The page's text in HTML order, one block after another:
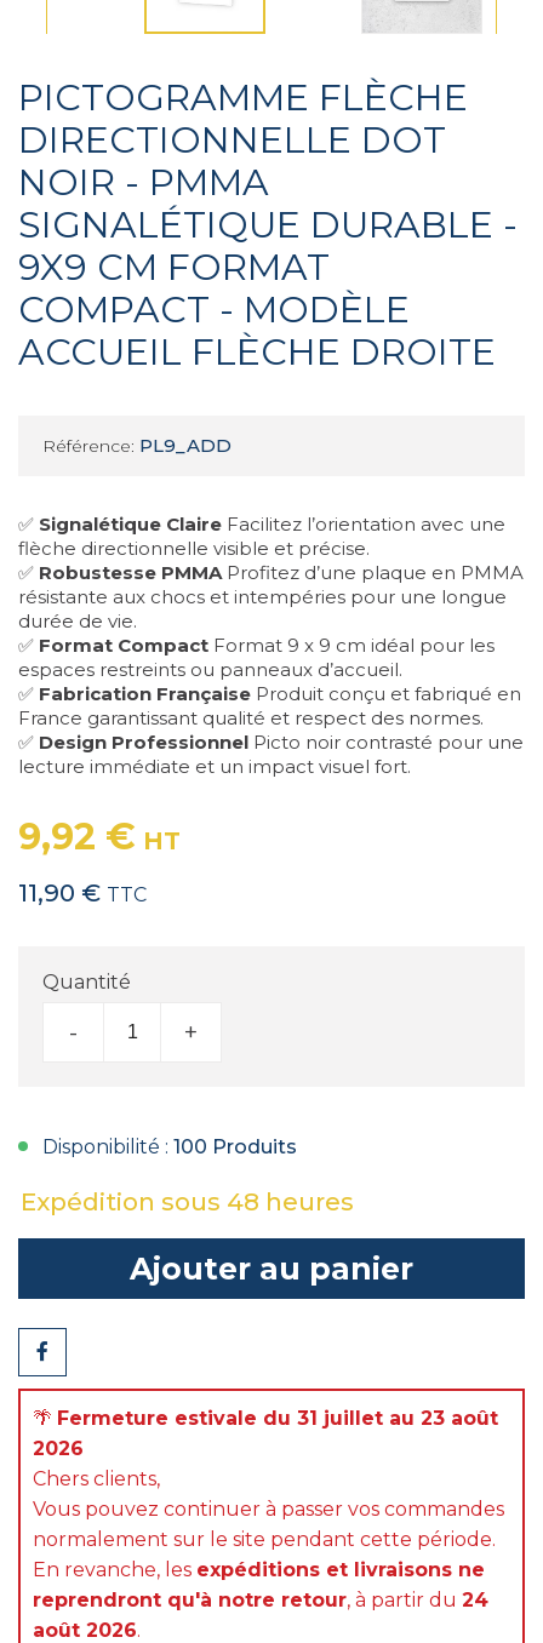
PICTOGRAMME FLÈCHE
DIRECTIONNELLE DOT
NOIR - PMMA
SIGNALÉTIQUE DURABLE -
9X9 CM FORMAT
COMPACT - MODÈLE
ACCUEIL FLÈCHE DROITE
Référence: PL9_ADD
✅ Signalétique Claire Facilitez l’orientation avec une
flèche directionnelle visible et précise.
✅ Robustesse PMMAProfitez d’une plaque en PMMA
résistante aux chocs et intempéries pour une longue
durée de vie.
✅ Format Compact Format 9 x 9 cm idéal pour les
espaces restreints ou panneaux d’accueil.
✅ Fabrication Française Produit conçu et fabriqué en
France garantissant qualité et respect des normes.
✅ Design Professionnel Picto noir contrasté pour une
lecture immédiate et un impact visuel fort.
9,92 € HT
11,90 € TTC
Quantité
- +
Disponibilité : 100 Produits
Expédition sous 48 heures
Ajouter au panier
Partager
🌴 Fermeture estivale du 31 juillet au 23 août
2026
Chers clients,
Vous pouvez continuer à passer vos commandes
normalement sur le site pendant cette période.
En revanche, les expéditions et livraisons ne
reprendront qu'à notre retour, à partir du 24
août 2026.